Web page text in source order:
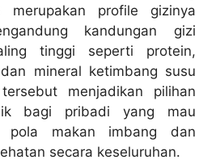
merupakan profile gizinya
kandungan gizi
tinggi seperti protein,
mineral ketimbang susu
menjadikan pilihan
bagi pribadi yang mau
pola makan imbang dan
secara keseluruhan.